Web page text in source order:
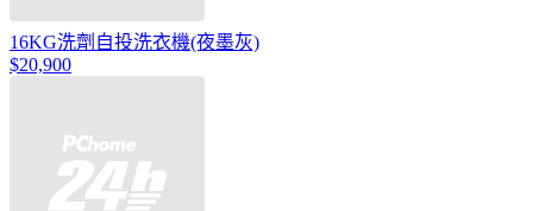
16KG洗劑自投洗衣機(夜墨灰)
$20,900